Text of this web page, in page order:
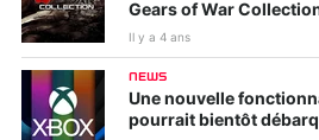
Gears of War
Il y a 4 ans
NEWS
Une nouvelle
pourrait bientôt